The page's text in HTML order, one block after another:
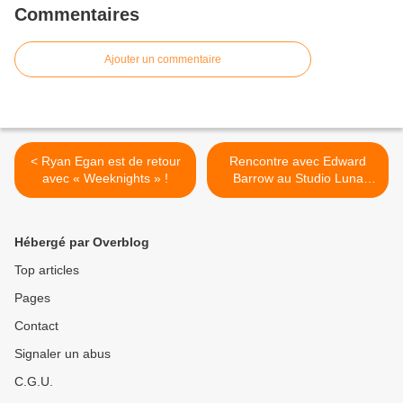
Commentaires
Ajouter un commentaire
< Ryan Egan est de retour
avec « Weeknights » !
Rencontre avec Edward
Barrow au Studio Luna
Rossa afin d’en apprendre
Hébergé par Overblog
Top articles
Pages
Contact
Signaler un abus
C.G.U.